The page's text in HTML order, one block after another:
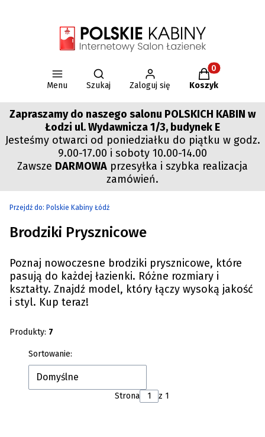
Menu
Otwórz wyszukiwarkę
Szukaj Zaloguj się
Produkty w
Koszyk
Zapraszamy do naszego salonu POLSKICH KABIN w
Łodzi ul. Wydawnicza 1/3, budynek E
Jesteśmy otwarci od poniedziałku do piątku w godz.
9.00-17.00 i soboty 10.00-14.00
Zawsze DARMOWA przesyłka i szybka realizacja
zamówień.
Przejdź do: Polskie Kabiny Łódź
Brodziki Prysznicowe
Poznaj nowoczesne brodziki prysznicowe, które
pasują do każdej łazienki. Różne rozmiary i
kształty. Znajdź model, który łączy wysoką jakość
i styl. Kup teraz!
Produkty: 7
Lista produktów
Sortowanie:
Domyślne
Strona z 1